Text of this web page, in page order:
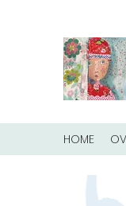
HOME